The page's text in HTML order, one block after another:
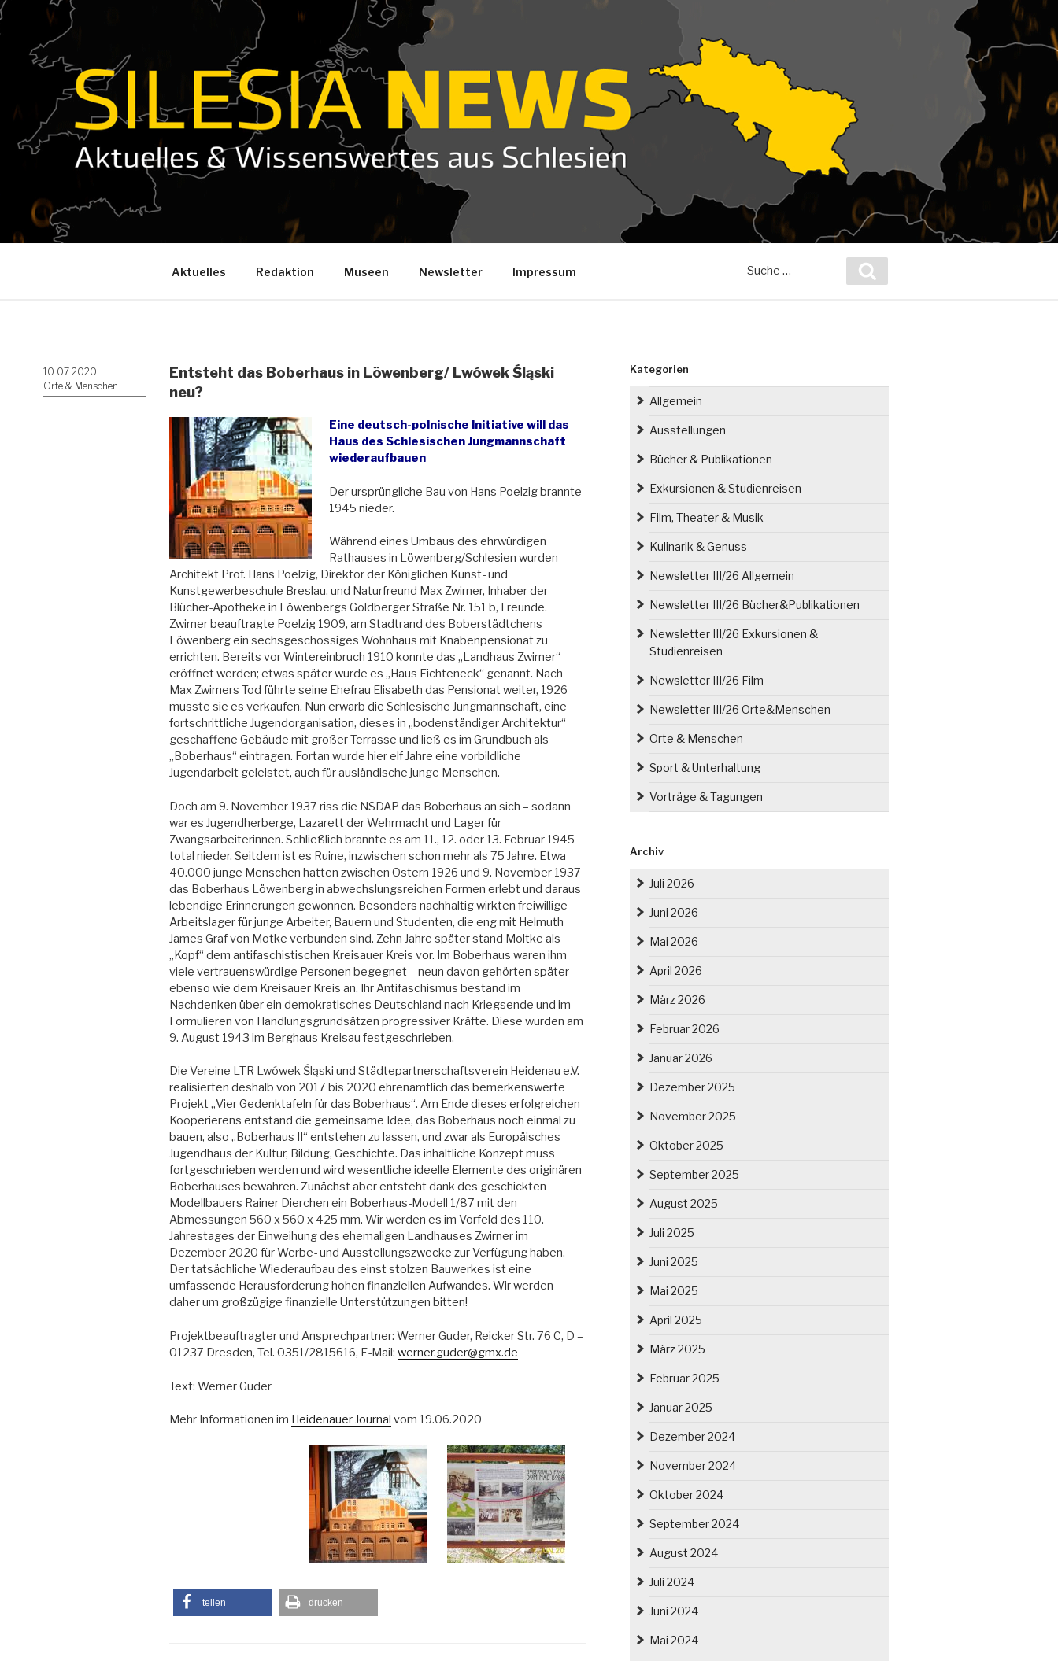
Zum
Inhalt
springen
Aktuelles Redaktion Museen Newsletter Impressum
nach:
Veröffentlicht
am
10.07.2020
Orte & Menschen
Entsteht das Boberhaus in Löwenberg/ Lwówek Śląski
neu?
Eine deutsch-polnische Initiative will das
Haus des Schlesischen Jungmannschaft
wiederaufbauen
Der ursprüngliche Bau von Hans Poelzig brannte
1945 nieder.
Während eines Umbaus des ehrwürdigen
Rathauses in Löwenberg/Schlesien wurden
Architekt Prof. Hans Poelzig, Direktor der Königlichen Kunst- und
Kunstgewerbeschule Breslau, und Naturfreund Max Zwirner, Inhaber der
Blücher-Apotheke in Löwenbergs Goldberger Straße Nr. 151 b, Freunde.
Zwirner beauftragte Poelzig 1909, am Stadtrand des Boberstädtchens
Löwenberg ein sechsgeschossiges Wohnhaus mit Knabenpensionat zu
errichten. Bereits vor Wintereinbruch 1910 konnte das „Landhaus Zwirner“
eröffnet werden; etwas später wurde es „Haus Fichteneck“ genannt. Nach
Max Zwirners Tod führte seine Ehefrau Elisabeth das Pensionat weiter, 1926
musste sie es verkaufen. Nun erwarb die Schlesische Jungmannschaft, eine
fortschrittliche Jugendorganisation, dieses in „bodenständiger Architektur“
geschaffene Gebäude mit großer Terrasse und ließ es im Grundbuch als
„Boberhaus“ eintragen. Fortan wurde hier elf Jahre eine vorbildliche
Jugendarbeit geleistet, auch für ausländische junge Menschen.
Doch am 9. November 1937 riss die NSDAP das Boberhaus an sich – sodann
war es Jugendherberge, Lazarett der Wehrmacht und Lager für
Zwangsarbeiterinnen. Schließlich brannte es am 11., 12. oder 13. Februar 1945
total nieder. Seitdem ist es Ruine, inzwischen schon mehr als 75 Jahre. Etwa
40.000 junge Menschen hatten zwischen Ostern 1926 und 9. November 1937
das Boberhaus Löwenberg in abwechslungsreichen Formen erlebt und daraus
lebendige Erinnerungen gewonnen. Besonders nachhaltig wirkten freiwillige
Arbeitslager für junge Arbeiter, Bauern und Studenten, die eng mit Helmuth
James Graf von Motke verbunden sind. Zehn Jahre später stand Moltke als
„Kopf“ dem antifaschistischen Kreisauer Kreis vor. Im Boberhaus waren ihm
viele vertrauenswürdige Personen begegnet – neun davon gehörten später
ebenso wie dem Kreisauer Kreis an. Ihr Antifaschismus bestand im
Nachdenken über ein demokratisches Deutschland nach Kriegsende und im
Formulieren von Handlungsgrundsätzen progressiver Kräfte. Diese wurden am
9. August 1943 im Berghaus Kreisau festgeschrieben.
Die Vereine LTR Lwówek Śląski und Städtepartnerschaftsverein Heidenau e.V.
realisierten deshalb von 2017 bis 2020 ehrenamtlich das bemerkenswerte
Projekt „Vier Gedenktafeln für das Boberhaus“. Am Ende dieses erfolgreichen
Kooperierens entstand die gemeinsame Idee, das Boberhaus noch einmal zu
bauen, also „Boberhaus II“ entstehen zu lassen, und zwar als Europäisches
Jugendhaus der Kultur, Bildung, Geschichte. Das inhaltliche Konzept muss
fortgeschrieben werden und wird wesentliche ideelle Elemente des originären
Boberhauses bewahren. Zunächst aber entsteht dank des geschickten
Modellbauers Rainer Dierchen ein Boberhaus-Modell 1/87 mit den
Abmessungen 560 x 560 x 425 mm. Wir werden es im Vorfeld des 110.
Jahrestages der Einweihung des ehemaligen Landhauses Zwirner im
Dezember 2020 für Werbe- und Ausstellungszwecke zur Verfügung haben.
Der tatsächliche Wiederaufbau des einst stolzen Bauwerkes ist eine
umfassende Herausforderung hohen finanziellen Aufwandes. Wir werden
daher um großzügige finanzielle Unterstützungen bitten!
Projektbeauftragter und Ansprechpartner: Werner Guder, Reicker Str. 76 C, D –
01237 Dresden, Tel. 0351/2815616, E-Mail:werner.guder@gmx.de
Text: Werner Guder
Mehr Informationen im Heidenauer Journal vom 19.06.2020
teilen drucken
Kategorien
Allgemein
Ausstellungen
Bücher & Publikationen
Exkursionen & Studienreisen
Film, Theater & Musik
Kulinarik & Genuss
Newsletter III/26 Allgemein
Newsletter III/26 Bücher&Publikationen
Newsletter III/26 Exkursionen &
Studienreisen
Newsletter III/26 Film
Newsletter III/26 Orte&Menschen
Orte & Menschen
Sport & Unterhaltung
Vorträge & Tagungen
Archiv
Juli 2026
Juni 2026
Mai 2026
April 2026
März 2026
Februar 2026
Januar 2026
Dezember 2025
November 2025
Oktober 2025
September 2025
August 2025
Juli 2025
Juni 2025
Mai 2025
April 2025
März 2025
Februar 2025
Januar 2025
Dezember 2024
November 2024
Oktober 2024
September 2024
August 2024
Juli 2024
Juni 2024
Mai 2024